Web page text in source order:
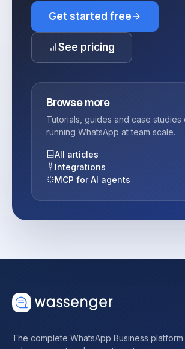
Get started free
See pricing
Browse more
Tutorials, guides and case studies
running WhatsApp at team scale.
All articles
Integrations
MCP for AI agents
The complete WhatsApp Business